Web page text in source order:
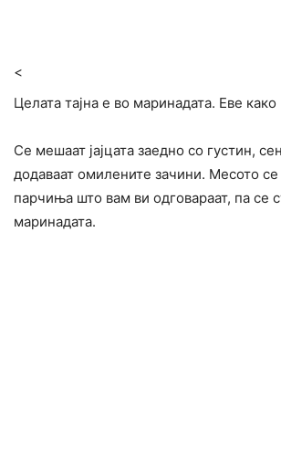
<
Целата тајна е во маринадата. Еве како
Се мешаат јајцата заедно со густин,
додаваат омилените зачини. Месото
парчиња што вам ви одговараат, па се
маринадата.